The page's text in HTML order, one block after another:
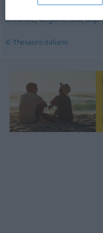
amorale,degenerato,
© Thesauro italiano